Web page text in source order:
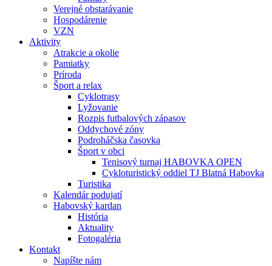
Verejné obstarávanie
Hospodárenie
VZN
Aktivity
Atrakcie a okolie
Pamiatky
Príroda
Šport a relax
Cyklotrasy
Lyžovanie
Rozpis futbalových zápasov
Oddychové zóny
Podroháčska časovka
Šport v obci
Tenisový turnaj HABOVKA OPEN
Cykloturistický oddiel TJ Blatná Habovka
Turistika
Kalendár podujatí
Habovský kardan
História
Aktuality
Fotogaléria
Kontakt
Napíšte nám